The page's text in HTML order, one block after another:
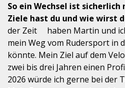
So ein Wechsel ist
Ziele hast du und wie wirst
der Zeit haben Martin und
mein Weg vom Rudersport in
könnte. Mein Ziel auf dem
zwei bis drei Jahren einen
2026 würde ich gerne bei der